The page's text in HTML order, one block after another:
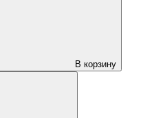
В корзину